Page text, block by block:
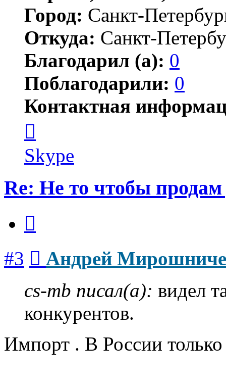
Город: Санкт-
Откуда: Санкт-
Благодарил (а): 0
Поблагодарили: 0
Контактная
пользователя
Андрей
Мирошниченко
Skype
Re: Не то чтобы
#3
Андрей
cs-mb писал(а): видел
конкурентов.
Импорт . В России только